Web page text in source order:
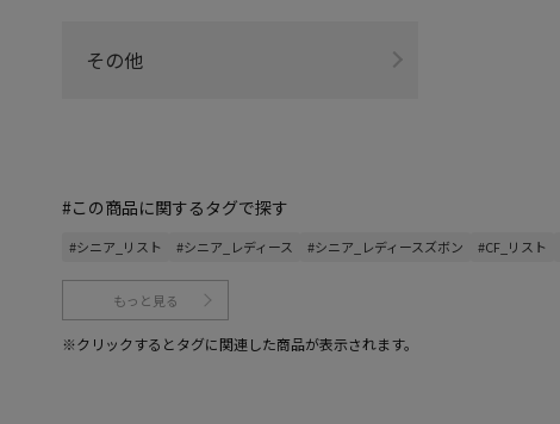
その他
#この商品に関するタグで探す
#シニア_リスト #シニア_レディース #シニア_レディースズボン #CF_リスト
もっと見る
※クリックするとタグに関連した商品が表示されます。